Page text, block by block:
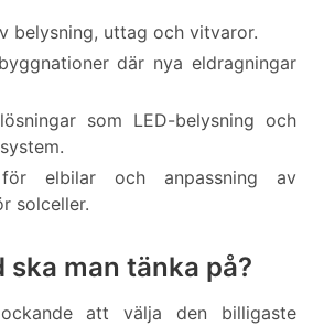
belysning, uttag och vitvaror.
där nya eldragningar
som LED-belysning och
för elbilar och anpassning av
solceller.
ska man tänka på?
att välja den billigaste